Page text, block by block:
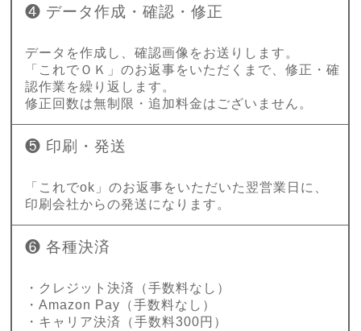
❹ データ作成・確認・修正
データを作成し、確認画像をお送りします。
「これでＯＫ」のお返事をいただくまで、修正・確
認作業を繰り返します。
修正回数は無制限・追加料金はございません。
❺ 印刷・発送
「これでok」のお返事をいただいた翌営業日に、
印刷会社からの発送になります。
❻ 各種決済
・クレジット決済（手数料なし）
・Amazon Pay（手数料なし）
・キャリア決済（手数料300円）